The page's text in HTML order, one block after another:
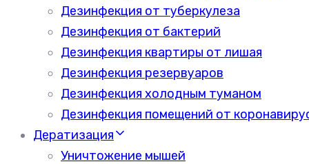
Дезинфекция от туберкулеза
Дезинфекция от бактерий
Дезинфекция квартиры от лишая
Дезинфекция резервуаров
Дезинфекция холодным туманом
Дезинфекция помещений от
Дератизация
Уничтожение мышей